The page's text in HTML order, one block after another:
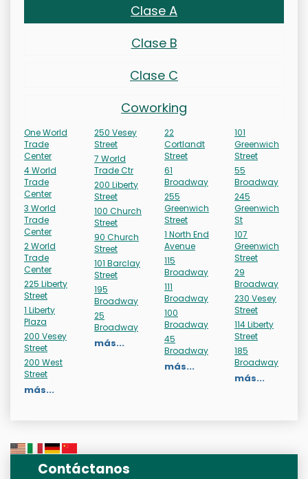
Clase A
Clase B
Clase C
Coworking
One World
Trade
Center
4 World
Trade
Center
3 World
Trade
Center
2 World
Trade
Center
225 Liberty
Street
1 Liberty
Plaza
200 Vesey
Street
200 West
Street
más...
250 Vesey
Street
7 World
Trade Ctr
200 Liberty
Street
100 Church
Street
90 Church
Street
101 Barclay
Street
195
Broadway
25
Broadway
más...
22
Cortlandt
Street
61
Broadway
255
Greenwich
Street
1 North End
Avenue
115
Broadway
111
Broadway
100
Broadway
45
Broadway
más...
101
Greenwich
Street
55
Broadway
245
Greenwich
St
107
Greenwich
Street
29
Broadway
230 Vesey
Street
114 Liberty
Street
185
Broadway
más...
Contáctanos